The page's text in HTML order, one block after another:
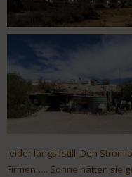
leider längst still. Den Strom
Firmen….. Sonne hätten sie